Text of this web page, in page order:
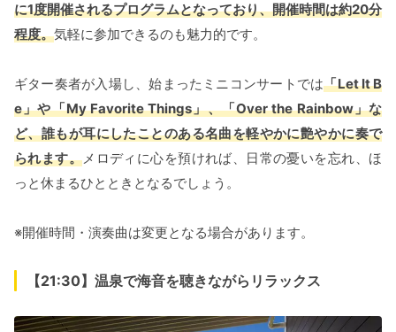
に1度開催されるプログラムとなっており、開催時間は約20分
程度。気軽に参加できるのも魅力的です。
ギター奏者が入場し、始まったミニコンサートでは「Let It B
e」や「My Favorite Things」、「Over the Rainbow」な
ど、誰もが耳にしたことのある名曲を軽やかに艶やかに奏で
られます。メロディに心を預ければ、日常の憂いを忘れ、ほ
っと休まるひとときとなるでしょう。
※開催時間・演奏曲は変更となる場合があります。
【21:30】温泉で海音を聴きながらリラックス